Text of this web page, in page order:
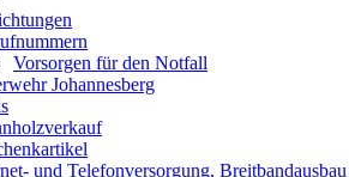
Vorsorgen für den Notfall
Johannesberg
und Telefonversorgung, Breitbandausbau